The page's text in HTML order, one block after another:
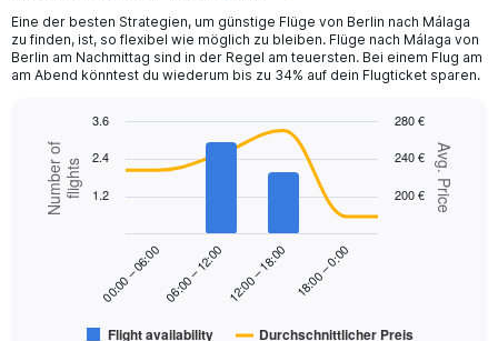
The
chart
has
displaying
values.
Range:
Eine der besten Strategien, um günstige Flüge von Berlin nach Málaga
zu finden, ist, so flexibel wie möglich zu bleiben. Flüge nach Málaga von
Berlin am Nachmittag sind in der Regel am teuersten. Bei einem Flug am
am Abend könntest du wiederum bis zu 34% auf dein Flugticket sparen.
Combination
chart
with
data
Chart
graphic.
Avg. Price
Number offlights
Flight availability Durchschnittlicher Preis
00:00 – 06:0006:00 – 12:00 12:00 – 18:00 18:00 – 0:00
200 €
240 €
280 €
1.2
2.4
3.6